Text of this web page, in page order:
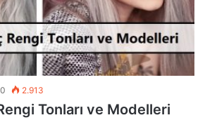
0 2.913
Tonları ve Modelleri